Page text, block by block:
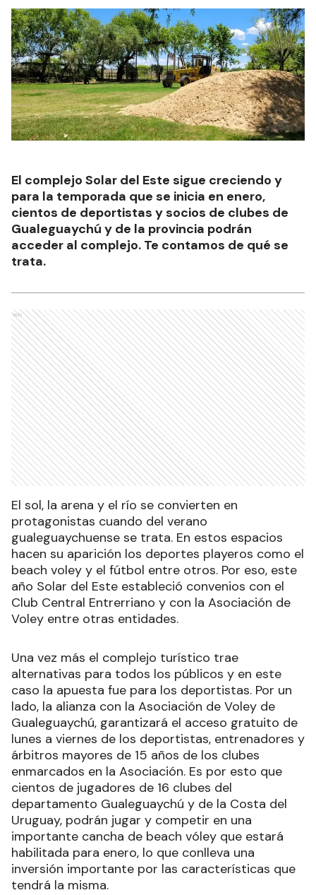
El complejo Solar del Este sigue creciendo y
para la temporada que se inicia en enero,
cientos de deportistas y socios de clubes de
Gualeguaychú y de la provincia podrán
acceder al complejo. Te contamos de qué se
trata.
Ads
El sol, la arena y el río se convierten en
protagonistas cuando del verano
gualeguaychuense se trata. En estos espacios
hacen su aparición los deportes playeros como el
beach voley y el fútbol entre otros. Por eso, este
año Solar del Este estableció convenios con el
Club Central Entrerriano y con la Asociación de
Voley entre otras entidades.
Una vez más el complejo turístico trae
alternativas para todos los públicos y en este
caso la apuesta fue para los deportistas. Por un
lado, la alianza con la Asociación de Voley de
Gualeguaychú, garantizará el acceso gratuito de
lunes a viernes de los deportistas, entrenadores y
árbitros mayores de 15 años de los clubes
enmarcados en la Asociación. Es por esto que
cientos de jugadores de 16 clubes del
departamento Gualeguaychú y de la Costa del
Uruguay, podrán jugar y competir en una
importante cancha de beach vóley que estará
habilitada para enero, lo que conlleva una
inversión importante por las características que
tendrá la misma.